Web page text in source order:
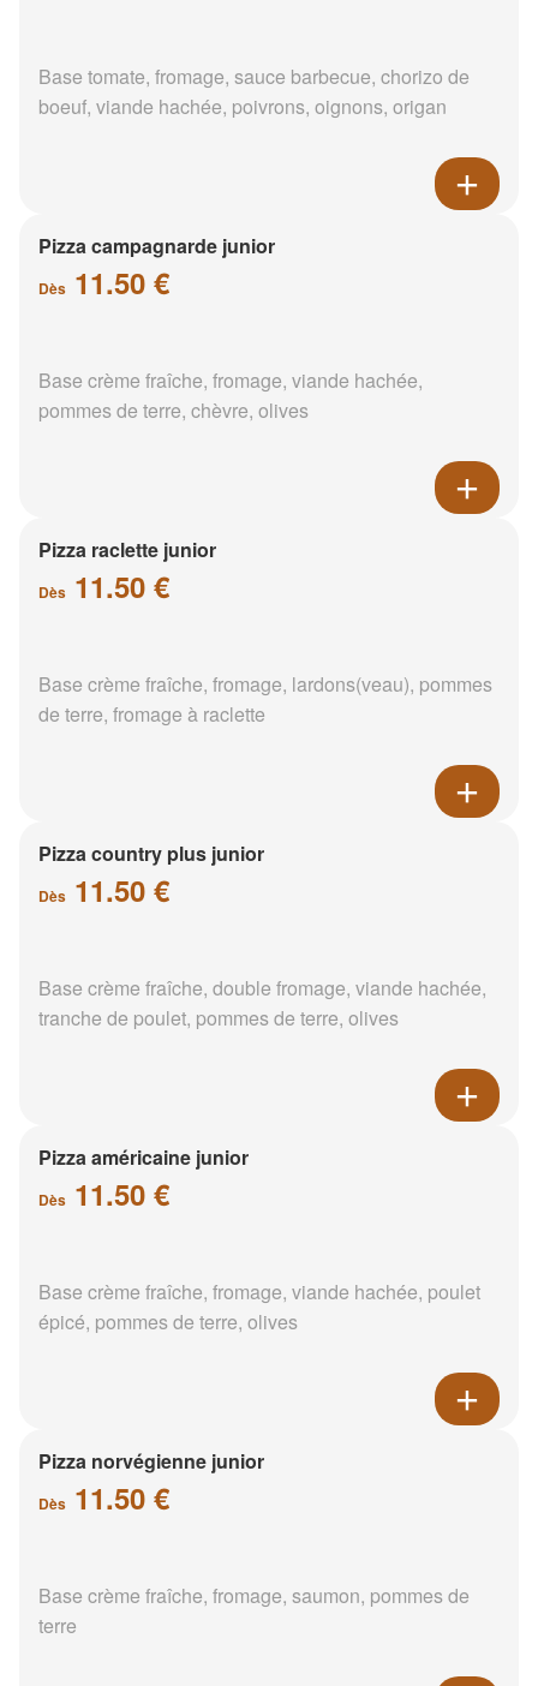
Base tomate, fromage, sauce barbecue, chorizo de
boeuf, viande hachée, poivrons, oignons, origan
Pizza campagnarde junior
Dès 11.50 €
Base crème fraîche, fromage, viande hachée,
pommes de terre, chèvre, olives
Pizza raclette junior
Dès 11.50 €
Base crème fraîche, fromage, lardons(veau), pommes
de terre, fromage à raclette
Pizza country plus junior
Dès 11.50 €
Base crème fraîche, double fromage, viande hachée,
tranche de poulet, pommes de terre, olives
Pizza américaine junior
Dès 11.50 €
Base crème fraîche, fromage, viande hachée, poulet
épicé, pommes de terre, olives
Pizza norvégienne junior
Dès 11.50 €
Base crème fraîche, fromage, saumon, pommes de
terre